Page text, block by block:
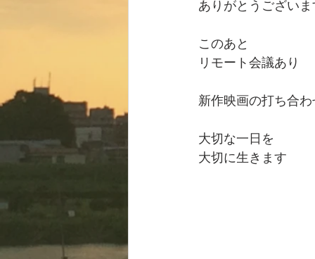
ありがとうござい
このあと
リモート会議あり
新作映画の打ち合
大切な一日を
大切に生きます